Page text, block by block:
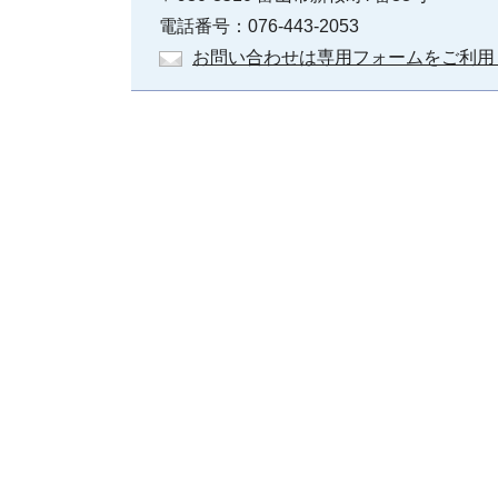
電話番号：076-443-2053
お問い合わせは専用フォームをご利用